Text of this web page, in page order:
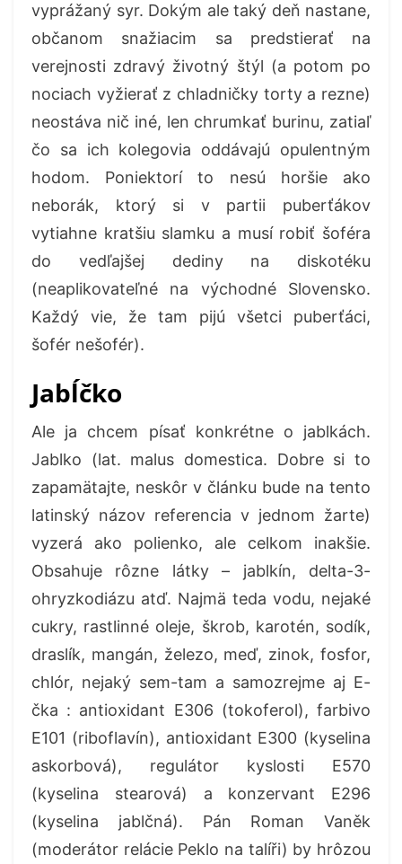
vyprážaný syr. Dokým ale taký deň nastane,
občanom snažiacim sa predstierať na
verejnosti zdravý životný štýl (a potom po
nociach vyžierať z chladničky torty a rezne)
neostáva nič iné, len chrumkať burinu, zatiaľ
čo sa ich kolegovia oddávajú opulentným
hodom. Poniektorí to nesú horšie ako
neborák, ktorý si v partii puberťákov
vytiahne kratšiu slamku a musí robiť šoféra
do vedľajšej dediny na diskotéku
(neaplikovateľné na východné Slovensko.
Každý vie, že tam pijú všetci puberťáci,
šofér nešofér).
Jabĺčko
Ale ja chcem písať konkrétne o jablkách.
Jablko (lat. malus domestica. Dobre si to
zapamätajte, neskôr v článku bude na tento
latinský názov referencia v jednom žarte)
vyzerá ako polienko, ale celkom inakšie.
Obsahuje rôzne látky – jablkín, delta-3-
ohryzkodiázu atď. Najmä teda vodu, nejaké
cukry, rastlinné oleje, škrob, karotén, sodík,
draslík, mangán, železo, meď, zinok, fosfor,
chlór, nejaký sem-tam a samozrejme aj E-
čka : antioxidant E306 (tokoferol), farbivo
E101 (riboflavín), antioxidant E300 (kyselina
askorbová), regulátor kyslosti E570
(kyselina stearová) a konzervant E296
(kyselina jablčná). Pán Roman Vaněk
(moderátor relácie Peklo na talíři) by hrôzou